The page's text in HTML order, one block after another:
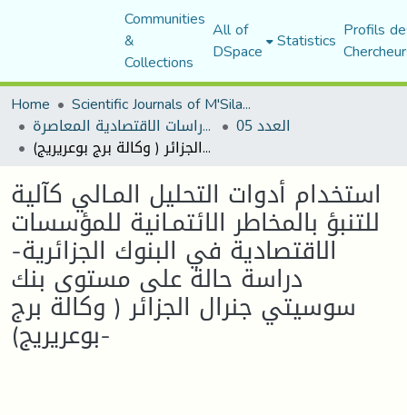
Communities
&
Collections
All of
DSpace Statistics Profils
Home
Scientific Journals of M'Sila University
مجلة الدراسات الاقتصادية المعاصرة العدد 05
استخدام أدوات التحليل المـالي كآلية للتنبؤ بالمخاطر الائتمـانية للمؤسسات الاقتصادية في البنوك الجزائرية- دراسة حالة على مستوى بنك سوسيتي جنرال الجزائر ( وكالة برج بوعريريج)-
استخدام أدوات التحليل المـالي كآلية
للتنبؤ بالمخاطر الائتمـانية للمؤسسات
الاقتصادية في البنوك الجزائرية-
دراسة حالة على مستوى بنك
سوسيتي جنرال الجزائر ( وكالة برج
بوعريريج)-